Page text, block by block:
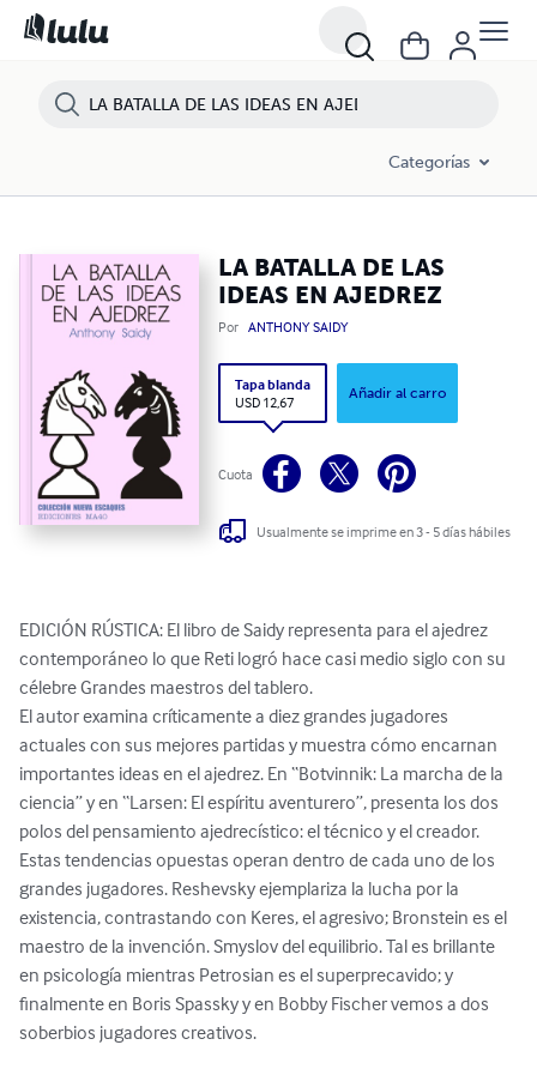
Categorías
LA BATALLA DE LAS
IDEAS EN AJEDREZ
Por ANTHONY SAIDY
Tapa blanda
USD 12,67
Añadir al carro
Cuota
Usualmente se imprime en 3 - 5 días hábiles
EDICIÓN RÚSTICA: El libro de Saidy representa para el ajedrez
contemporáneo lo que Reti logró hace casi medio siglo con su
célebre Grandes maestros del tablero.
El autor examina críticamente a diez grandes jugadores
actuales con sus mejores partidas y muestra cómo encarnan
importantes ideas en el ajedrez. En “Botvinnik: La marcha de la
ciencia” y en “Larsen: El espíritu aventurero”, presenta los dos
polos del pensamiento ajedrecístico: el técnico y el creador.
Estas tendencias opuestas operan dentro de cada uno de los
grandes jugadores. Reshevsky ejemplariza la lucha por la
existencia, contrastando con Keres, el agresivo; Bronstein es el
maestro de la invención. Smyslov del equilibrio. Tal es brillante
en psicología mientras Petrosian es el superprecavido; y
finalmente en Boris Spassky y en Bobby Fischer vemos a dos
soberbios jugadores creativos.